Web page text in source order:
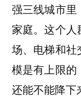
强三线城市里
家庭。这个
场、电梯和
模是有上限的
还能不能降下